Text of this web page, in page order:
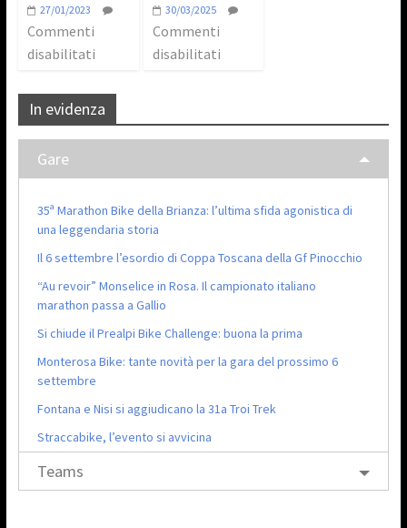
27/01/2023
Commenti
disabilitati
30/03/2025
Commenti
disabilitati
In evidenza
Gare
35ª Marathon Bike della Brianza: l’ultima sfida agonistica di
una leggendaria storia
Il 6 settembre l’esordio di Coppa Toscana della Gf Pinocchio
“Au revoir” Monselice in Rosa. Il campionato italiano
marathon passa a Gallio
Si chiude il Prealpi Bike Challenge: buona la prima
Monterosa Bike: tante novità per la gara del prossimo 6
settembre
Fontana e Nisi si aggiudicano la 31a Troi Trek
Straccabike, l’evento si avvicina
Teams